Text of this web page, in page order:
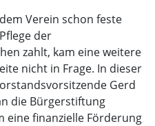
Verein schon feste
der
zahlt, kam eine weitere
nicht in Frage. In dieser
Gerd
die Bürgerstiftung
eine finanzielle Förderung